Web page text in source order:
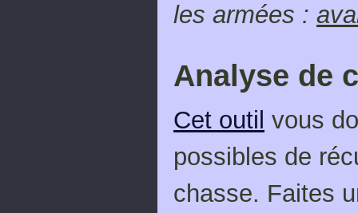
les armées :
Analyse de
Cet outil vous
possibles de
chasse. Faites